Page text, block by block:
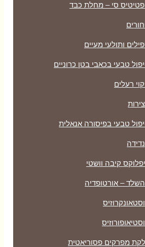
סי – מחלת כבד
ותולעי מעיים
טבעי בכאבי בטן כרוניים
רעלים
טבעי בפיסורה אנאלית
קיבה וושטי
– אורטופדיה
מפרקים פסוריאטית